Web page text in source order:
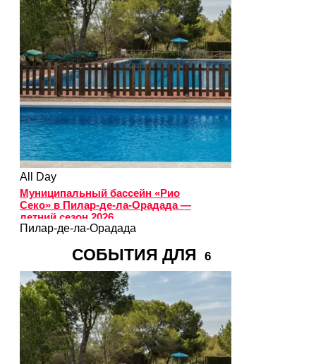
All Day
Муниципальный бассейн «Рио
Секо» в Пилар-де-ла-Орадада —
летний сезон 2026
Пилар-де-ла-Орадада
СОБЫТИЯ ДЛЯ 6